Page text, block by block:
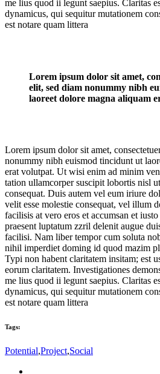
me lius quod ii legunt saepius. Claritas
dynamicus, qui sequitur mutationem
est notare quam littera
Lorem ipsum dolor sit amet,
elit, sed diam nonummy nibh
laoreet dolore magna aliquam
Lorem ipsum dolor sit amet,
nonummy nibh euismod tincidunt ut
erat volutpat. Ut wisi enim ad minim
tation ullamcorper suscipit lobortis nisl
consequat. Duis autem vel eum iriure
velit esse molestie consequat, vel illum
facilisis at vero eros et accumsan et
praesent luptatum zzril delenit augue
facilisi. Nam liber tempor cum soluta
nihil imperdiet doming id quod mazim
Typi non habent claritatem insitam; est
eorum claritatem. Investigationes
me lius quod ii legunt saepius. Claritas
dynamicus, qui sequitur mutationem
est notare quam littera
Tags:
Potential,Project,Social